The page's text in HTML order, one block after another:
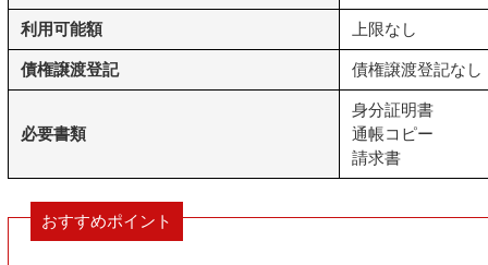
利用可能額 上限なし
債権譲渡登記 債権譲渡登記なし
必要書類
身分証明書
通帳コピー
請求書
おすすめポイント